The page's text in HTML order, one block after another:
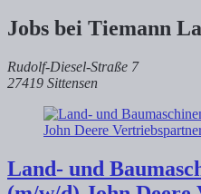
Jobs bei Tiemann
Rudolf-Diesel-Straße 7
27419 Sittensen
Land- und